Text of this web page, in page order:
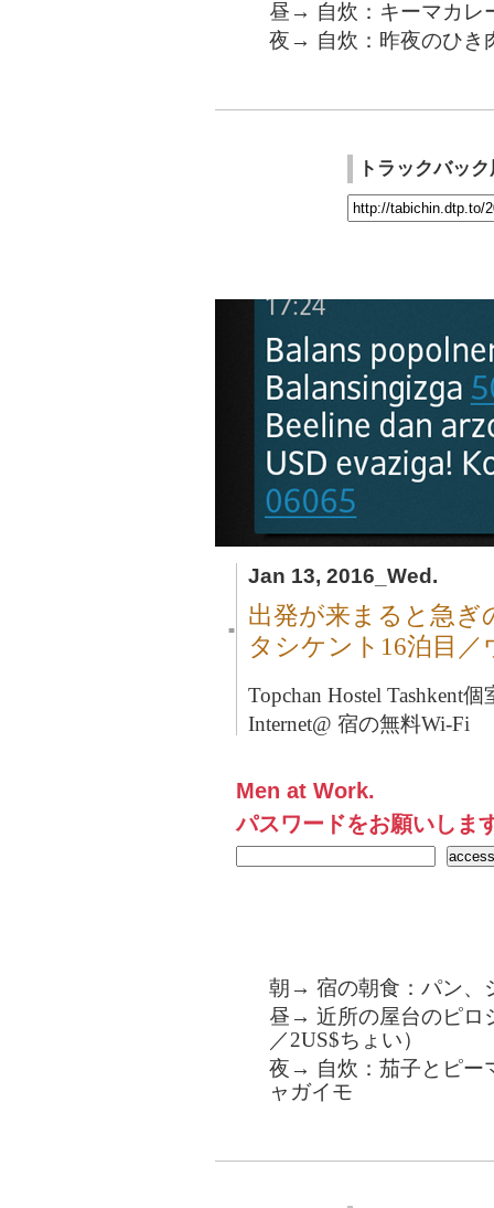
昼→ 自炊：キーマカレ
夜→ 自炊：昨夜のひき
トラックバッ
Jan 13, 2016_Wed.
■
出発が来まると急ぎ
タシケント16泊目
Topchan Hostel Tashkent個
Internet@ 宿の無料Wi-Fi
Men at Work.
パスワードをお願いしま
朝→ 宿の朝食：パン、
昼→ 近所の屋台のピロ
／2US$ちょい）
夜→ 自炊：茄子とピー
ャガイモ